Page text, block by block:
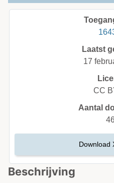
Beschrijving
Laatst
17
CC
Aantal
Download